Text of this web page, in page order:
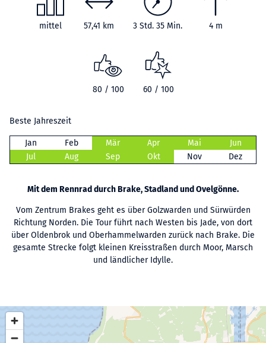
mittel 57,41 km 3 Std. 35 Min. 4 m
80 / 100 60 / 100
Beste Jahreszeit
Jan Feb Mär Apr Mai
Jun
Jul
Aug Sep Okt Nov Dez
Mit dem Rennrad durch Brake, Stadland und Ovelgönne.
Vom Zentrum Brakes geht es über Golzwarden und Sürwürden
Richtung Norden. Die Tour führt nach Westen bis Jade, von dort
über Oldenbrok und Oberhammelwarden zurück nach Brake. Die
gesamte Strecke folgt kleinen Kreisstraßen durch Moor, Marsch
und ländlicher Idylle.